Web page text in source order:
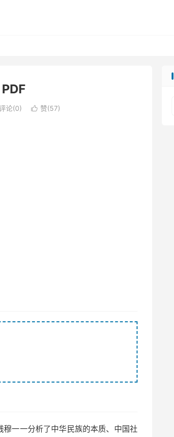
论(0)  赞(57)
一一分析了中华民族的本质、中国社